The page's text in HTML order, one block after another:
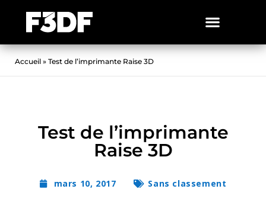
Accueil » Test de l’imprimante Raise 3D
Test de l’imprimante
Raise 3D
mars 10, 2017 Sans classement